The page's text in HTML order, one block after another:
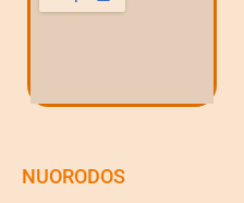
NUORODOS